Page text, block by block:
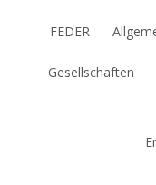
FEDER
Gesellschaften